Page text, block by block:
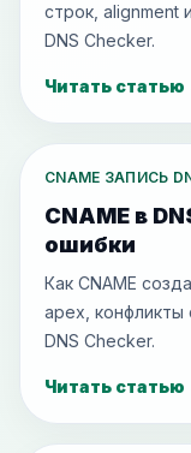
строк, alignment
DNS Checker.
Читать статью
CNAME ЗАПИСЬ
CNAME в
ошибки
Как CNAME
apex, конфликты
DNS Checker.
Читать статью